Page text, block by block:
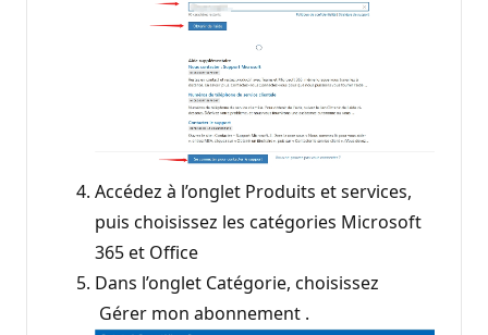
Accédez à l’onglet Produits et services,
puis choisissez les catégories Microsoft
365 et Office
Dans l’onglet Catégorie, choisissez
Gérer mon abonnement .